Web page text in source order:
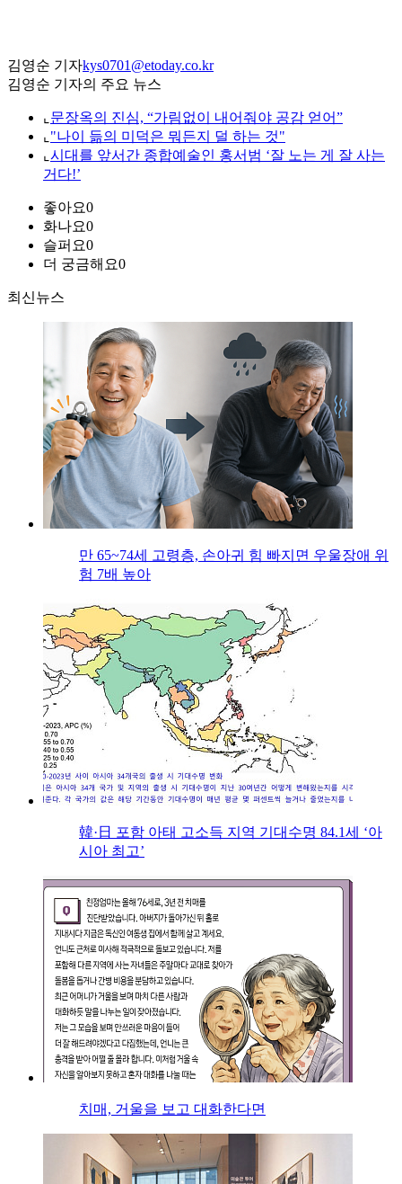
김영순 기자kys0701@etoday.co.kr
김영순 기자의 주요 뉴스
⌞ 문장옥의 진심, “가림없이 내어줘야 공감 얻어”
⌞ "나이 듦의 미덕은 뭐든지 덜 하는 것"
⌞ 시대를 앞서간 종합예술인 홍서범 ‘잘 노는 게 잘 사는
거다!’
좋아요0
화나요0
슬퍼요0
더 궁금해요0
최신뉴스
만 65~74세 고령층, 손아귀 힘 빠지면 우울장애 위
험 7배 높아
韓·日 포함 아태 고소득 지역 기대수명 84.1세 ‘아
시아 최고’
치매, 거울을 보고 대화한다면